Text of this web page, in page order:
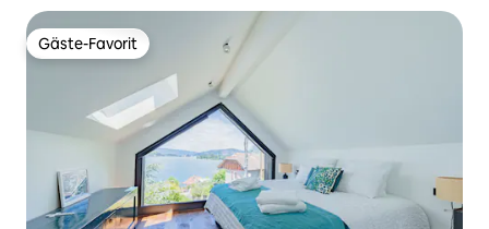
Gäste-Favorit
Gäste-Favorit